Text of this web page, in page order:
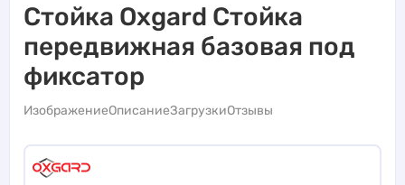
Стойка Oxgard Стойка
передвижная базовая под
фиксатор
ИзображениеОписаниеЗагрузкиОтзывы